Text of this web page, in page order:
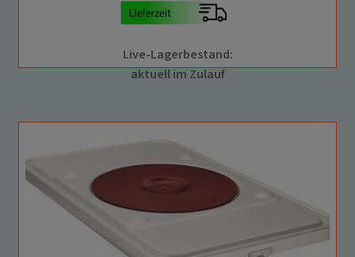
Live-Lagerbestand:
aktuell im Zulauf